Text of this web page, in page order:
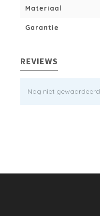
Materiaal
Garantie
REVIEWS
Nog niet gewaardeerd